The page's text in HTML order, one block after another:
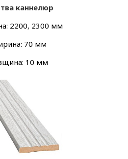
каннелюр
2200, 2300 мм
70 мм
10 мм